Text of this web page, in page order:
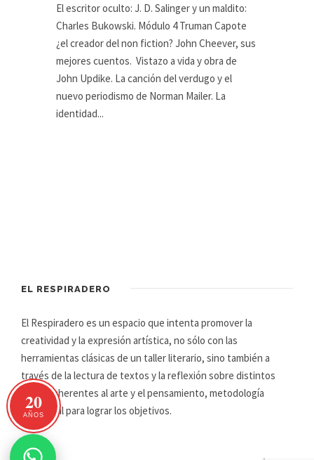
El escritor oculto: J. D. Salinger y un maldito:
Charles Bukowski. Módulo 4 Truman Capote
¿el creador del non fiction? John Cheever, sus
mejores cuentos. Vistazo a vida y obra de
John Updike. La canción del verdugo y el
nuevo periodismo de Norman Mailer. La
identidad...
EL RESPIRADERO
El Respiradero es un espacio que intenta promover la
creatividad y la expresión artística, no sólo con las
herramientas clásicas de un taller literario, sino también a
través de la lectura de textos y la reflexión sobre distintos
temas inherentes al arte y el pensamiento, metodología
primordial para lograr los objetivos.
20
AÑOS